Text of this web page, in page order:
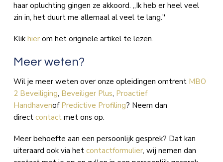
haar opluchting gingen ze akkoord. ,,Ik heb er heel veel
zin in, het duurt me allemaal al veel te lang.''
Klik hierom het originele artikel te lezen.
Meer weten?
Wil je meer weten over onze opleidingen omtrent MBO
2 Beveiliging, Beveiliger Plus, Proactief
Handhavenof Predictive Profiling? Neem dan
direct contactmet ons op.
Meer behoefte aan een persoonlijk gesprek? Dat kan
uiteraard ook via het contactformulier, wij nemen dan